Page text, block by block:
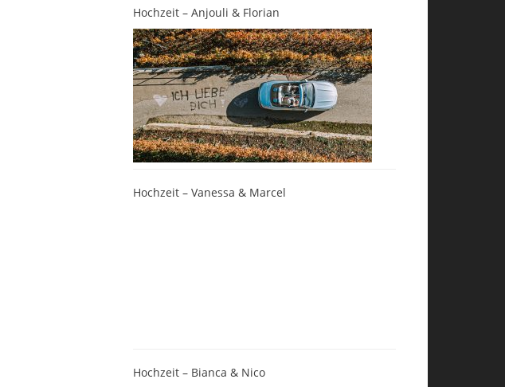
Hochzeit – Anjouli & Florian
Hochzeit – Vanessa & Marcel
Hochzeit – Bianca & Nico